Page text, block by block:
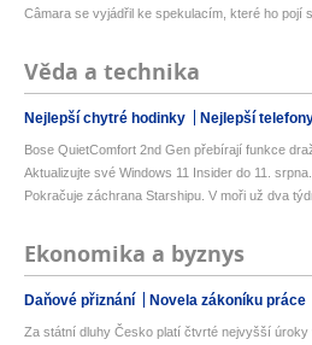
Câmara se vyjádřil ke spekulacím, které ho pojí
Věda a technika
Nejlepší chytré hodinky Nejlepší
Bose QuietComfort 2nd Gen přebírají funkce
Aktualizujte své Windows 11 Insider do 11.
Pokračuje záchrana Starshipu. V moři už dva
Ekonomika a byznys
Daňové přiznání Novela zákoníku práce
Za státní dluhy Česko platí čtvrté nejvyšší úroky